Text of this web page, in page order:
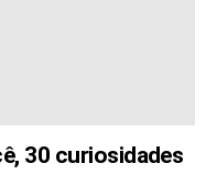
30 curiosidades